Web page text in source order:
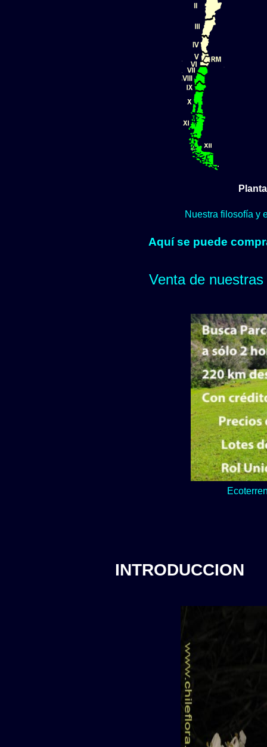
Nuestra filosofía y
Aquí se puede
Venta de
Lo verde y
INTRODUCCION